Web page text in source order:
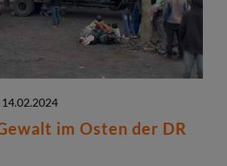
im Osten der DR